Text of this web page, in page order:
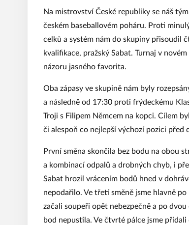
Na mistrovství České republiky se náš
českém baseballovém poháru. Proti
celků a systém nám do skupiny přisoudil
kvalifikace, pražský Sabat. Turnaj v
názoru jasného favorita.
Oba zápasy ve skupině nám byly
a následně od 17:30 proti frýdeckému
Troji s Filipem Němcem na kopci. Cílem
či alespoň co nejlepší výchozí pozici před
První směna skončila bez bodu na obou
a kombinací odpalů a drobných chyb, i
Sabat hrozil vrácením bodů hned v
nepodařilo. Ve třetí směně jsme hlavně
začali soupeři opět nebezpečně a po
bod nepustila. Ve čtvrté pálce jsme